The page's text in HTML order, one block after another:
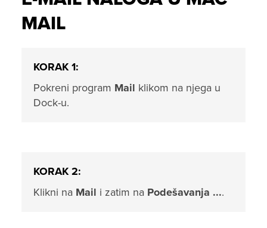
MAIL
KORAK 1:
Pokreni program Mail klikom na njega u
Dock-u.
KORAK 2:
Klikni na Mail i zatim na Podešavanja ....